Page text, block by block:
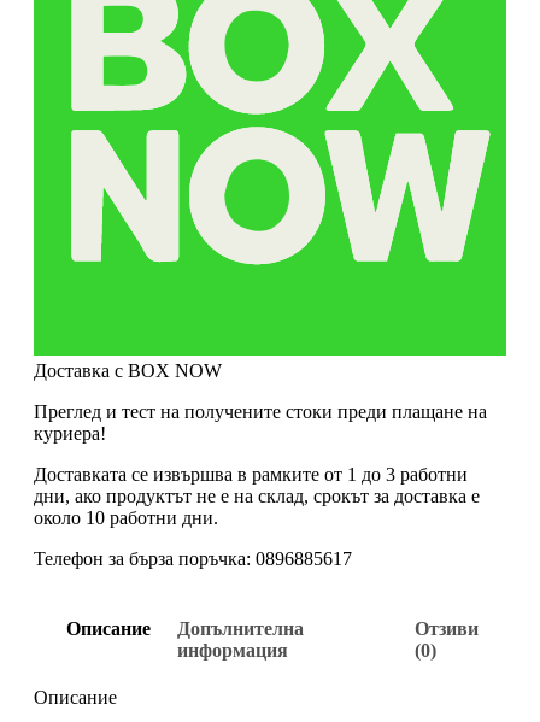
Доставка с BOX NOW
Преглед и тест на получените стоки преди плащане на
куриера!
Доставката се извършва в рамките от 1 до 3 работни
дни, ако продуктът не е на склад, срокът за доставка е
около 10 работни дни.
Телефон за бърза поръчка: 0896885617
Описание
Допълнителна
информация
Отзиви
(0)
Описание